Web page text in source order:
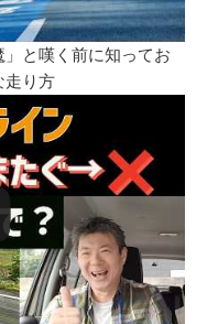
」と嘆く前に知ってお
走り方